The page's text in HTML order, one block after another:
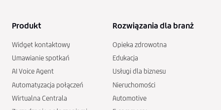
Produkt
Widget kontaktowy
Umawianie spotkań
AI Voice Agent
Automatyzacja połączeń
Wirtualna Centrala
Rozwiązania dla branż
Opieka zdrowotna
Edukacja
Usługi dla biznesu
Nieruchomości
Automotive